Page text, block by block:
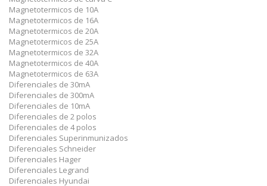
Magnetotermicos de 10A
Magnetotermicos de 16A
Magnetotermicos de 20A
Magnetotermicos de 25A
Magnetotermicos de 32A
Magnetotermicos de 40A
Magnetotermicos de 63A
Diferenciales de 30mA
Diferenciales de 300mA
Diferenciales de 10mA
Diferenciales de 2 polos
Diferenciales de 4 polos
Diferenciales Superinmunizados
Diferenciales Schneider
Diferenciales Hager
Diferenciales Legrand
Diferenciales Hyundai